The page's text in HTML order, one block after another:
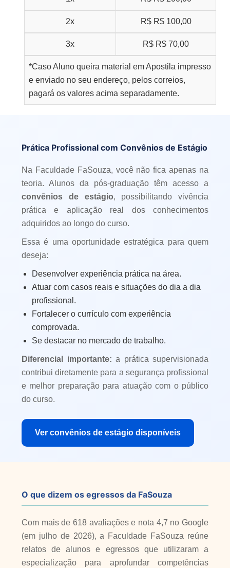
2x R$ R$ 100,00
3x R$ R$ 70,00
*Caso Aluno queira material em Apostila impresso
e enviado no seu endereço, pelos correios,
pagará os valores acima separadamente.
Prática Profissional com Convênios de Estágio
Na Faculdade FaSouza, você não fica apenas na
teoria. Alunos da pós-graduação têm acesso a
convênios de estágio, possibilitando vivência
prática e aplicação real dos conhecimentos
adquiridos ao longo do curso.
Essa é uma oportunidade estratégica para quem
deseja:
Desenvolver experiência prática na área.
Atuar com casos reais e situações do dia a dia
profissional.
Fortalecer o currículo com experiência
comprovada.
Se destacar no mercado de trabalho.
Diferencial importante: a prática supervisionada
contribui diretamente para a segurança profissional
e melhor preparação para atuação com o público
do curso.
Ver convênios de estágio disponíveis
O que dizem os egressos da FaSouza
Com mais de 618 avaliações e nota 4,7 no Google
(em julho de 2026), a Faculdade FaSouza reúne
relatos de alunos e egressos que utilizaram a
especialização para aprofundar competências